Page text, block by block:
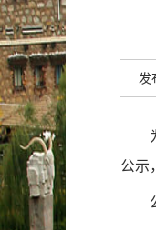
发
公示